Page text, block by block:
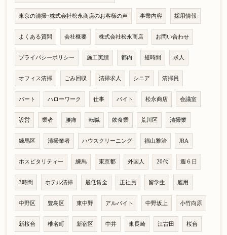
東京の清掃･株式会社松永商店のお客様の声 事業内容 採用情報
よくある質問 会社概要 株式会社松永商店 お問い合わせ
プライバシーポリシー 施工実績 都内 短時間 求人
オフィス清掃 ごみ回収 清掃求人 シニア 清掃員
パート ハローワーク 仕事 バイト 松永商店 会議室
設営 業者 腰痛 転職 飲食業 荒川区 清掃業
練馬区 清掃業者 ハウスクリーニング 福山雅治 JRA
ホスピタリティー 練馬 東京都 外国人 20代 週６日
3時間 ホテル清掃 最低賃金 正社員 留学生 雇用
中野区 豊島区 東中野 アルバイト 中野坂上 小竹向原
新桜台 椎名町 新宿区 中井 東長崎 江古田 桜台